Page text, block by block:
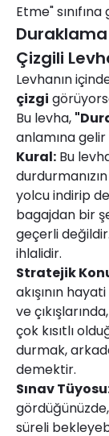
Etme"
Çizgili
Levhanın
çizgi
Bu levha,
anlamına gelir
Kural: Bu
yolcu indirip
bagajdan bir
geçerli
ihlalidir.
Stratejik
akışının
ve
çok kısıtlı
durmak,
demektir.
Sınav
süreli